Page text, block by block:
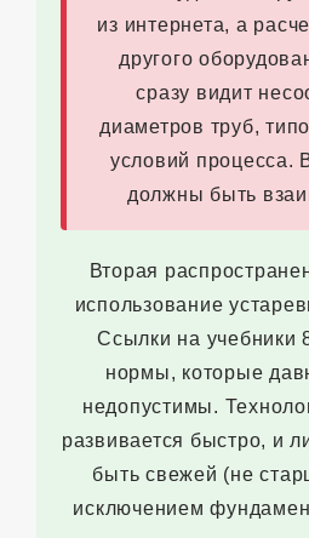
из интернета, а
другого
сразу видит
диаметров труб,
условий процесса.
должны быть
Вторая
использование
Ссылки на учебники
нормы, которые
недопустимы.
развивается быстро, и
быть свежей (не
исключением